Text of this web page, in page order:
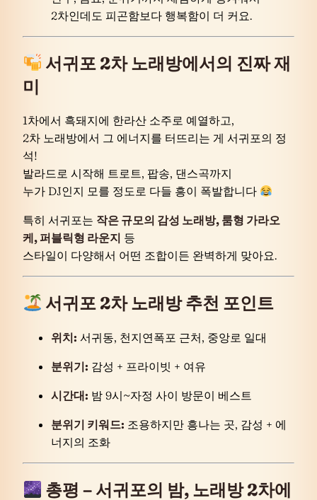
2차인데도 피곤함보다 행복함이 더 커요.
서귀포 2차 노래방에서의 진짜 재
미
1차에서 흑돼지에 한라산 소주로 예열하고,
2차 노래방에서 그 에너지를 터뜨리는 게 서귀포의 정
석!
발라드로 시작해 트로트, 팝송, 댄스곡까지
누가 DJ인지 모를 정도로 다들 흥이 폭발합니다
특히 서귀포는 작은 규모의 감성 노래방, 룸형 가라오
케, 퍼블릭형 라운지 등
스타일이 다양해서 어떤 조합이든 완벽하게 맞아요.
서귀포 2차 노래방 추천 포인트
위치: 서귀동, 천지연폭포 근처, 중앙로 일대
분위기: 감성 + 프라이빗 + 여유
시간대: 밤 9시~자정 사이 방문이 베스트
분위기 키워드: 조용하지만 흥나는 곳, 감성 + 에
너지의 조화
총평 – 서귀포의 밤, 노래방 2차에